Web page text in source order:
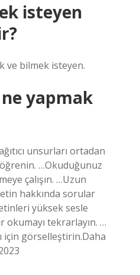
isteyen
ve bilmek isteyen.
yapmak
unsurları ortadan
…Okuduğunuz
çalışın. …Uzun
hakkında sorular
yüksek sesle
tekrarlayın. …
için görselleştirin.Daha